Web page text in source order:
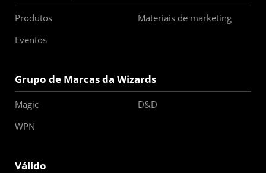
Produtos
Materiais de marketing
Eventos
Grupo de Marcas da Wizards
Magic
D&D
WPN
Válido